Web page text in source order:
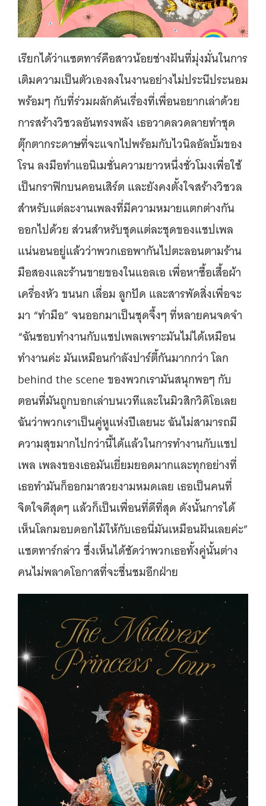
เรียกได้ว่าแซตทาร์คือสาวน้อยช่างฝันที่มุ่งมั่นในการ
เติมความเป็นตัวเองลงในงานอย่างไม่ประนีประนอม
พร้อมๆ กับที่ร่วมผลักดันเรื่องที่เพื่อนอยากเล่าด้วย
การสร้างวิชวลอันทรงพลัง เธอวาดลวดลายทำชุด
ตุ๊กตากระดาษที่จะแจกไปพร้อมกับไวนิลอัลบั้มของ
โรน ลงมือทำแอนิเมชั่นความยาวหนึ่งชั่วโมงเพื่อใช้
เป็นกราฟิกบนคอนเสิร์ต และยังคงตั้งใจสร้างวิชวล
สำหรับแต่ละงานเพลงที่มีความหมายแตกต่างกัน
ออกไปด้วย ส่วนสำหรับชุดแต่ละชุดของแชปเพล
แน่นอนอยู่แล้วว่าพวกเธอพากันไปตะลอนตามร้าน
มือสองและร้านขายของในแอลเอ เพื่อหาซื้อเสื้อผ้า
เครื่องหัว ขนนก เลื่อม ลูกปัด และสารพัดสิ่งเพื่อจะ
มา “ทำมือ” จนออกมาเป็นชุดจึ้งๆ ที่หลายคนจดจำ
“ฉันชอบทำงานกับแชปเพลเพราะมันไม่ได้เหมือน
ทำงานค่ะ มันเหมือนกำลังปาร์ตี้กันมากกว่า โลก
behind the scene ของพวกเรามันสนุกพอๆ กับ
ตอนที่มันถูกบอกเล่าบนเวทีและในมิวสิกวิดิโอเลย
ฉันว่าพวกเราเป็นคู่หูแห่งปีเลยนะ ฉันไม่สามารถมี
ความสุขมากไปกว่านี้ได้แล้วในการทำงานกับแชป
เพล เพลงของเธอมันเยี่ยมยอดมากและทุกอย่างที่
เธอทำมันก็ออกมาสวยงามหมดเลย เธอเป็นคนที่
จิตใจดีสุดๆ แล้วก็เป็นเพื่อนที่ดีที่สุด ดังนั้นการได้
เห็นโลกมอบดอกไม้ให้กับเธอนี่มันเหมือนฝันเลยค่ะ”
แซตทาร์กล่าว ซึ่งเห็นได้ชัดว่าพวกเธอทั้งคู่นั้นต่าง
คนไม่พลาดโอกาสที่จะชื่นชมอีกฝ่าย